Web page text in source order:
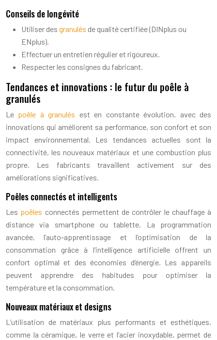
Conseils de longévité
Utiliser des granulés de qualité certifiée (DINplus ou
ENplus).
Effectuer un entretien régulier et rigoureux.
Respecter les consignes du fabricant.
Tendances et innovations : le futur du poêle à
granulés
Le poêle à granulés est en constante évolution, avec des
innovations qui améliorent sa performance, son confort et son
impact environnemental. Les tendances actuelles sont la
connectivité, les nouveaux matériaux et une combustion plus
propre. Les fabricants travaillent activement sur des
améliorations significatives.
Poêles connectés et intelligents
Les poêles connectés permettent de contrôler le chauffage à
distance via smartphone ou tablette. La programmation
avancée, l’auto-apprentissage et l’optimisation de la
consommation grâce à l’intelligence artificielle offrent un
confort optimal et des économies d’énergie. Les appareils
peuvent apprendre des habitudes pour optimiser la
température et la consommation.
Nouveaux matériaux et designs
L’utilisation de matériaux plus performants et esthétiques,
comme la céramique, le verre et l’acier inoxydable, permet de